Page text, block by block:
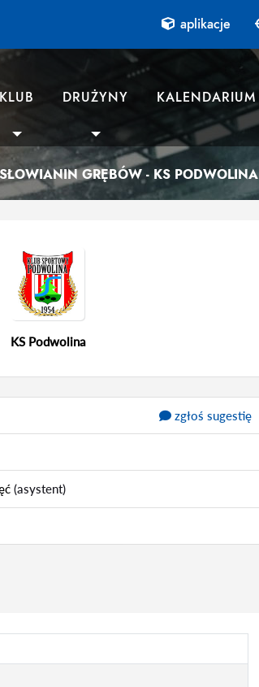
aplikacje
KLUB DRUŻYNY KALENDARIUM
GRĘBÓW - KS PODWOLINA
KS Podwolina
zgłoś sugestię
(asystent)